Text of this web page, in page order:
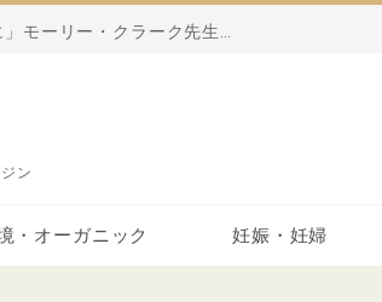
的な食べ方
ン
・オーガニック 妊娠・妊婦